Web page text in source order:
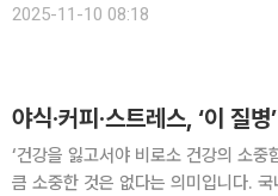
는 물론 여성 비뇨의학에 대한 사회
2025-11-10 08:18
야식·커피·스트레스, ‘이 질
‘건강을 잃고서야 비로소 건강의 소
큼 소중한 것은 없다는 의미입니다.